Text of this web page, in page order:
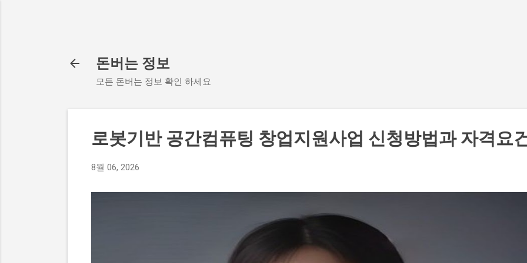
돈버는 정보
모든 돈버는 정보 확인 하세요
로봇기반 공간컴퓨팅 창업지원사업 신청방법과 자격요
8월 06, 2026